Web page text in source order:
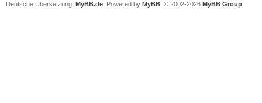
Deutsche Übersetzung: MyBB.de , Powered by MyBB , © 2002-2026 MyBB Group